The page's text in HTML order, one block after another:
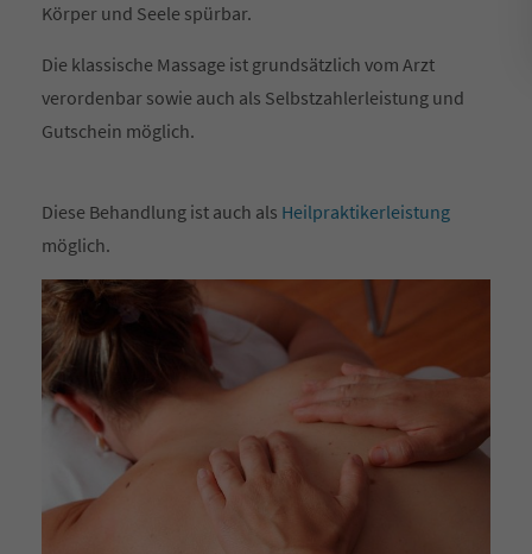
Körper und Seele spürbar.
Die klassische Massage ist grundsätzlich vom Arzt
verordenbar sowie auch als Selbstzahlerleistung und
Gutschein möglich.
Diese Behandlung ist auch als Heilpraktikerleistung
möglich.